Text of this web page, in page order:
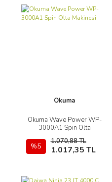
Okuma
Okuma Wave Power WP-
3000A1 Spin Olta
%5
1.070,88 TL
1.017,35 TL
İncele
Sepete Ekle